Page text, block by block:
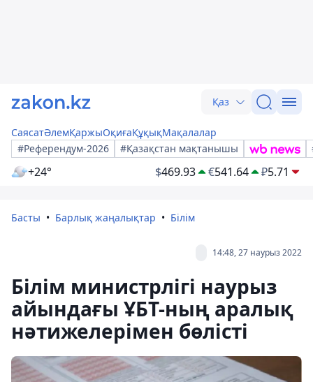
Қаз
СаясатӘлемҚаржыОқиғаҚұқықМақалалар
#Референдум-2026
#Қазақстан мақтанышы
+24° $469.93 €541.64 ₽5.71
Басты Барлық жаңалықтар Білім
14:48, 27 наурыз 2022
Білім министрлігі наурыз
айындағы ҰБТ-ның аралық
нәтижелерімен бөлісті